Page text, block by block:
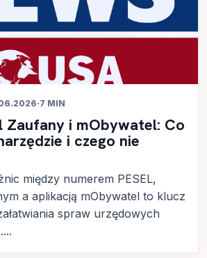
·7 MIN
Zaufany i mObywatel: Co
i czego nie
między numerem PESEL,
a aplikacją mObywatel to klucz
spraw urzędowych